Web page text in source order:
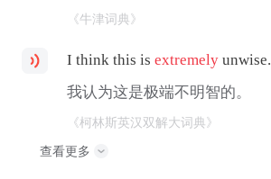
《牛津词典》
I think this isextremely unwise.
我认为这是极端不明智的。
《柯林斯英汉双解大词典》
查看更多